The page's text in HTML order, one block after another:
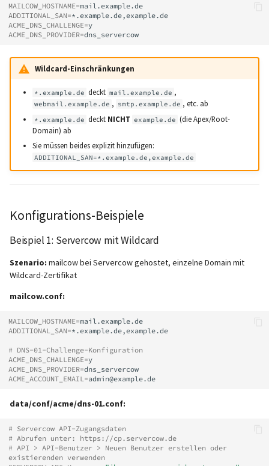
MAILCOW_HOSTNAME=
ADDITIONAL_SAN=
ACME_DNS_CHALLENGE=
ACME_DNS_PROVIDER=
Wildcard-Einschränkungen
*.example.de deckt mail.example.de ,
webmail.example.de , smtp.example.de , etc. ab
*.example.de deckt NICHT example.de (die Apex/Root-
Domain) ab
Sie müssen beides explizit hinzufügen:
ADDITIONAL_SAN=*.example.de,example.de
Konfigurations-Beispiele
Beispiel 1: Servercow mit Wildcard
Szenario: mailcow bei Servercow gehostet, einzelne Domain mit
Wildcard-Zertifikat
mailcow.conf:
MAILCOW_HOSTNAME=
ADDITIONAL_SAN=*.example.de,example.de
# DNS-01-Challenge-Konfiguration
ACME_DNS_CHALLENGE=
ACME_DNS_PROVIDER=
ACME_ACCOUNT_EMAIL =
data/conf/acme/dns-01.conf:
# Servercow API-Zugangsdaten
# Abrufen unter: https://cp.servercow.de
# API > API-Benutzer > Neuen Benutzer erstellen oder
existierenden verwenden